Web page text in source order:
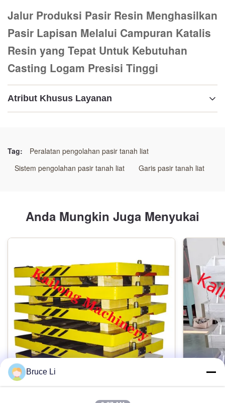
Jalur Produksi Pasir Resin Menghasilkan
Pasir Lapisan Melalui Campuran Katalis
Resin yang Tepat Untuk Kebutuhan
Casting Logam Presisi Tinggi
Atribut Khusus Layanan
Lini Produksi Pasir Resin Yang Tepat
Tag:
Peralatan pengolahan pasir tanah liat
Sistem pengolahan pasir tanah liat
Garis pasir tanah liat
Anda Mungkin Juga Menyukai
Bruce Li